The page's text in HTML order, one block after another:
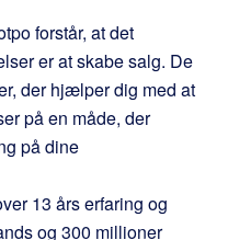
forstår, at det
er at skabe salg. De
der hjælper dig med at
på en måde, der
på dine
13 års erfaring og
og 300 millioner